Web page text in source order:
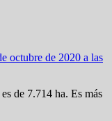
octubre de 2020 a las
de 7.714 ha. Es más